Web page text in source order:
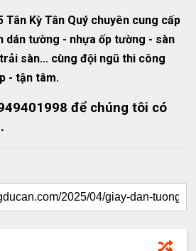
Tân Kỳ Tân Quý chuyên cung cấp
dán tường - nhựa ốp tường - sàn
sàn... cùng đội ngũ thi công
- tận tâm.
để chúng tôi có